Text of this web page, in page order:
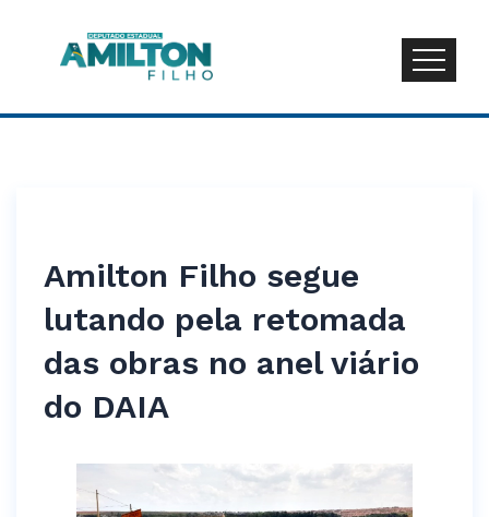
Amilton Filho segue
lutando pela retomada
das obras no anel viário
do DAIA